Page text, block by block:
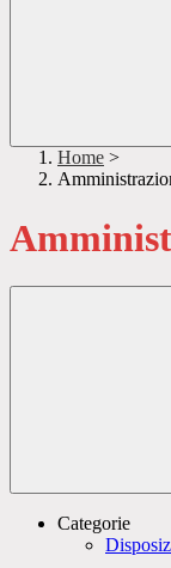
Home >
Categorie